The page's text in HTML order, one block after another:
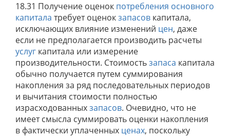
18.31 Получение оценок потребления основного
капитала требует оценокзапасов капитала,
исключающих влияние изменений цен, даже
если не предполагается производить расчеты
услуг капитала или измерение
производительности. Стоимостьзапаса капитала
обычно получается путем суммирования
накопления за ряд последовательных периодов
и вычитания стоимости полностью
израсходованныхзапасов. Очевидно, что не
имеет смысла суммировать оценки накопления
в фактически уплаченных ценах, поскольку